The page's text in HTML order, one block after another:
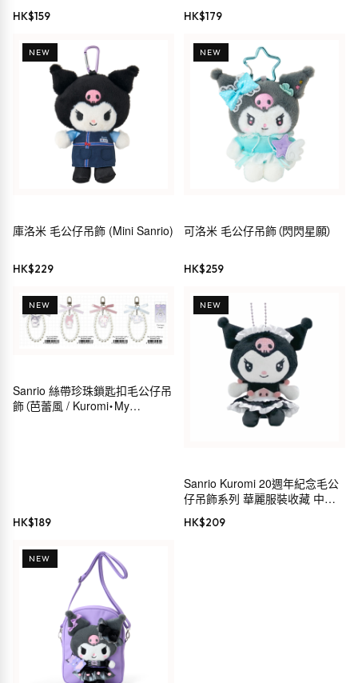
Kuromi
HK$159 HK$179
NEW
庫洛米 毛公仔吊飾 (Mini Sanrio)
HK$229
NEW
可洛米 毛公仔吊飾（閃閃星願）
HK$259
NEW
Sanrio 絲帶珍珠鎖匙扣毛公仔吊
飾（芭蕾風 / Kuromi・My
HK$189
NEW
Sanrio Kuromi 20週年紀念毛公
仔吊飾系列 華麗服裝收藏 中島
公司 毛公仔鏈 MC
HK$209
NEW